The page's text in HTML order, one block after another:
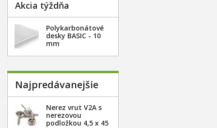
Akcia týždňa
Polykarbonátové
desky BASIC - 10
mm
Najpredávanejšie
Nerez vrut V2A s
nerezovou
podložkou 4,5 x 45